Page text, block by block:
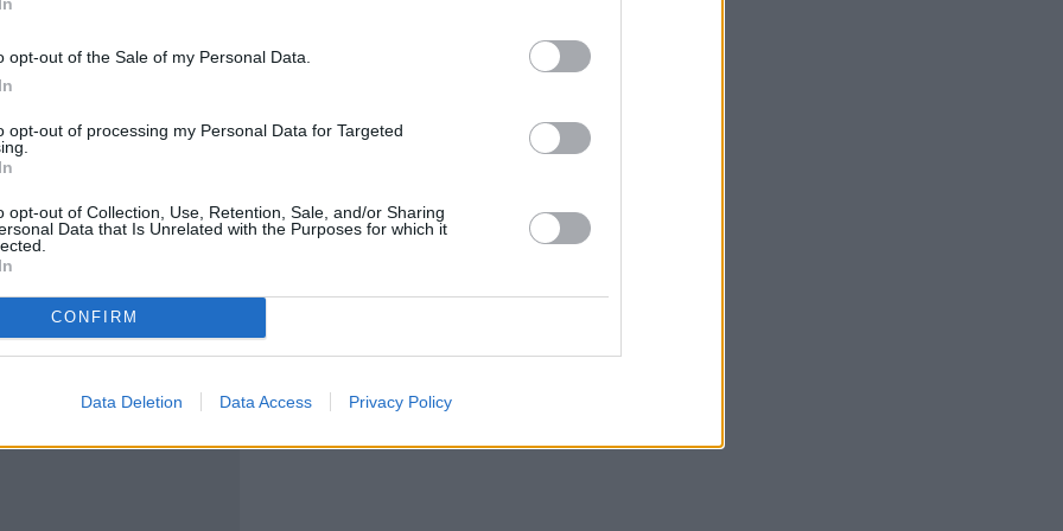
opt-out of the Sale of my Personal Data.
opt-out of processing my Personal Data for Targeted
opt-out of Collection, Use, Retention, Sale, and/or Sharing
Data that Is Unrelated with the Purposes for which it
CONFIRM
Data Deletion Data Access Privacy Policy
κατά το 2025 ανήλθε στο ποσό των
2024 παρουσιάζοντας μείωση, 2,8%.
χωρίς τα πετρελαιοειδή,παρουσίασε αύξηση
αξία χωρίς τα πετρελαιοειδή και τα πλοία
2,2%, σε σχέση με το 2024.